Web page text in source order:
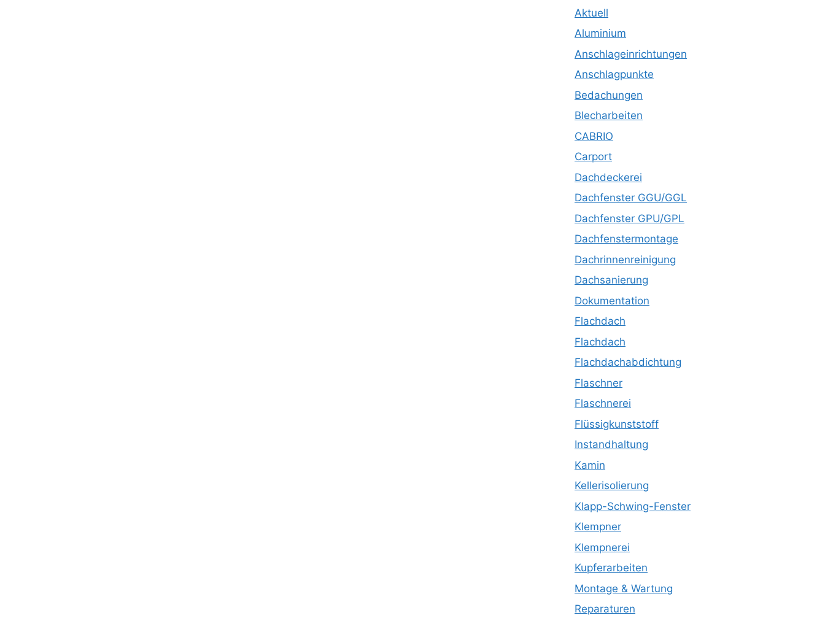
Aktuell
Aluminium
Anschlageinrichtungen
Anschlagpunkte
Bedachungen
Blecharbeiten
CABRIO
Carport
Dachdeckerei
Dachfenster GGU/GGL
Dachfenster GPU/GPL
Dachfenstermontage
Dachrinnenreinigung
Dachsanierung
Dokumentation
Flachdach
Flachdach
Flachdachabdichtung
Flaschner
Flaschnerei
Flüssigkunststoff
Instandhaltung
Kamin
Kellerisolierung
Klapp-Schwing-Fenster
Klempner
Klempnerei
Kupferarbeiten
Montage & Wartung
Reparaturen